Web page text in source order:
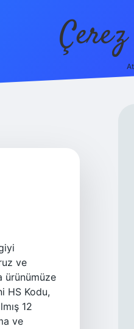
ve
ürünümüze
HS Kodu,
12
ve